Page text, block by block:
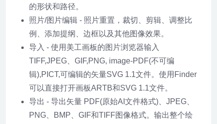
的形状和路径。
照片/图片编辑 - 照片重置，裁切、剪辑、调整比
例、添加提纲、边框以及其他图像效果。
导入 - 使用美工画板的图片浏览器输入
TIFF,JPEG、GIF,PNG, image-PDF(不可编
辑),PICT,可编辑的矢量SVG 1.1文件。使用Finder
可以直接打开画板ARTB和SVG 1.1文件。
导出 - 导出矢量 PDF(原始AI文件格式)、JPEG、
PNG、BMP、GIF和TIFF图像格式。输出整个绘